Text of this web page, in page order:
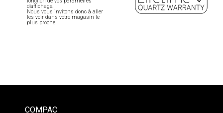
d'affichage.
Nous vous invitons donc à aller
les voir dans votre magasin le
plus proche.
COMPAC